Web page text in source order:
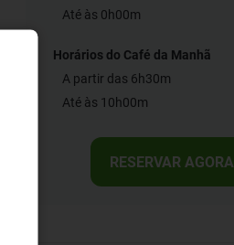
Até às 0h00m
Horários do Café da Manhã
A partir das 6h30m
Até às 10h00m
RESERVAR AGORA